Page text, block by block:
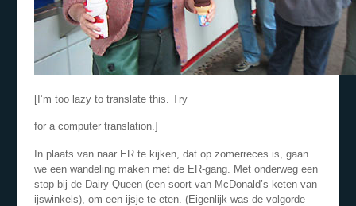
[I’m too lazy to translate this. Try
for a computer translation.]
In plaats van naar ER te kijken, dat op zomerreces is, gaan
we een wandeling maken met de ER-gang. Met onderweg een
stop bij de Dairy Queen (een soort van McDonald’s keten van
ijswinkels), om een ijsje te eten. (Eigenlijk was de volgorde